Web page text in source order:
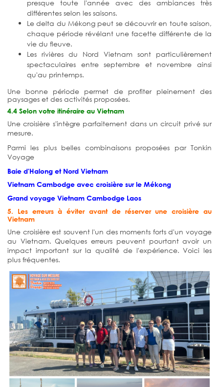
presque toute l'année avec des ambiances très
différentes selon les saisons.
Le delta du Mékong peut se découvrir en toute saison,
chaque période révélant une facette différente de la
vie du fleuve.
Les rivières du Nord Vietnam sont particulièrement
spectaculaires entre septembre et novembre ainsi
qu'au printemps.
Une bonne période permet de profiter pleinement des
paysages et des activités proposées.
4.4 Selon votre itinéraire au Vietnam
Une croisière s'intègre parfaitement dans un circuit privé sur
mesure.
Parmi les plus belles combinaisons proposées par Tonkin
Voyage
Baie d'Halong et Nord Vietnam
Vietnam Cambodge avec croisière sur le Mékong
Grand voyage Vietnam Cambodge Laos
5. Les erreurs à éviter avant de réserver une croisière au
Vietnam
Une croisière est souvent l'un des moments forts d'un voyage
au Vietnam. Quelques erreurs peuvent pourtant avoir un
impact important sur la qualité de l'expérience. Voici les
plus fréquentes.